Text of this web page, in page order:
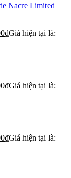
Nacre Limited
₫Giá hiện tại là:
₫Giá hiện tại là:
₫Giá hiện tại là: